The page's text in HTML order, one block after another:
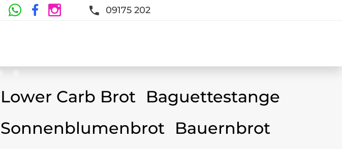
09175 202
Lower Carb Brot Baguettestange
Sonnenblumenbrot Bauernbrot